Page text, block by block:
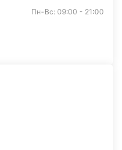
Пн-Вс: 09:00 - 21:00